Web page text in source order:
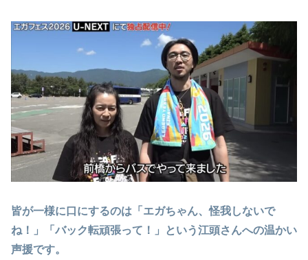
皆が一様に口にするのは「エガちゃん、怪我しないで
ね！」「バック転頑張って！」という江頭さんへの温かい
声援です。